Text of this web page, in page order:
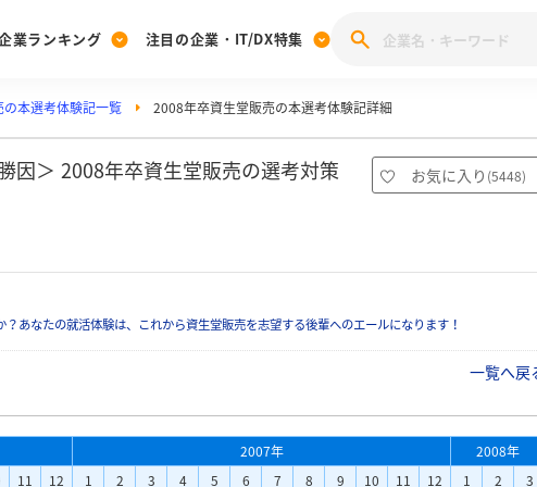
[27卒] 本選考体験記投稿キャンペーン
業ランキング
みんなのDX企業就職ブランド調査
みんなの
注目の企業・IT/DX特集
28卒 IT
企業研究
本選考体験記一覧 2008年卒資生堂販売の本選考体験記詳細
因＞ 2008年卒資生堂販売の選考対策
お気に入り (5448)
あなたの就活体験は、これから資生堂販売を志望する後輩へのエールになります！
一覧へ戻
2007年
2008年
11 12 1 2 3 4 5 6 7 8 9 10 11 12 1 2 3